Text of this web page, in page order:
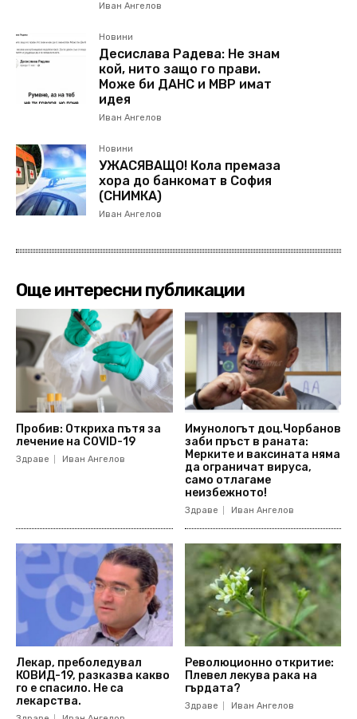
Иван Ангелов
Новини
Десислава Радева: Не знам
кой, нито защо го прави.
Може би ДАНС и МВР имат
идея
Иван Ангелов
Новини
УЖАСЯВАЩО! Кола премаза
хора до банкомат в София
(СНИМКА)
Иван Ангелов
Още интересни публикации
Пробив: Откриха пътя за
лечение на COVID-19
Здраве Иван Ангелов
Имунологът доц.Чорбанов
заби пръст в раната:
Мерките и ваксината няма
да ограничат вируса,
само отлагаме
неизбежното!
Здраве Иван Ангелов
Лекар, преболедувал
КОВИД-19, разказва какво
го е спасило. Не са
лекарства.
Революционно откритие:
Плевел лекува рака на
гърдата?
Здраве Иван Ангелов